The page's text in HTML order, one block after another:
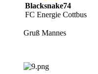
Blacksnake74
FC Energie Cottbus
Gruß Mannes